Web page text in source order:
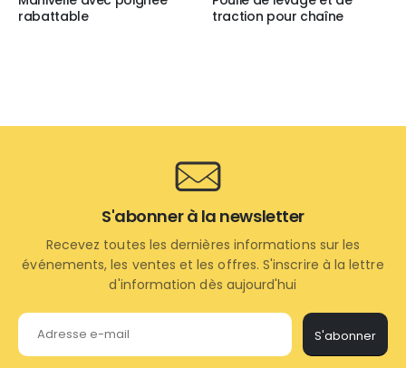
rabattable
traction pour chaîne
S'abonner à la newsletter
Recevez toutes les dernières informations sur les
événements, les ventes et les offres. S'inscrire à la lettre
d'information dès aujourd'hui
S'abonner